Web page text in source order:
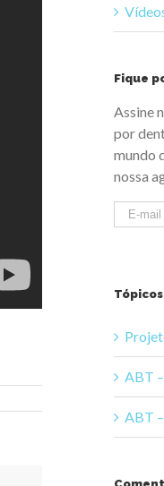
Fique
Assine
por
mundo
nossa
ABT
ABT